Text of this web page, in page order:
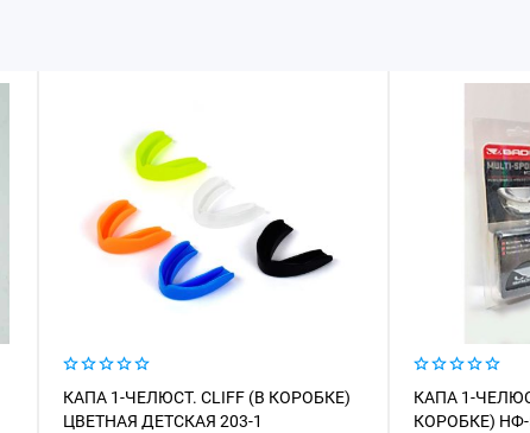
КАПА 1-ЧЕЛЮСТ. CLIFF (В КОРОБКЕ)
ЦВЕТНАЯ ДЕТСКАЯ 203-1
КАПА 1-
КОРОБКЕ) НФ-